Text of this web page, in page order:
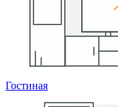
Гостиная